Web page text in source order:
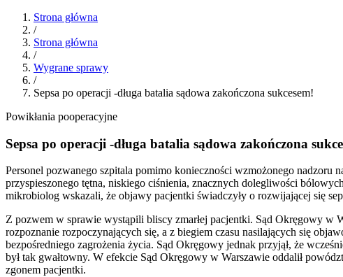
Strona główna
/
Strona główna
/
Wygrane sprawy
/
Sepsa po operacji -długa batalia sądowa zakończona sukcesem!
Powikłania pooperacyjne
Sepsa po operacji -długa batalia sądowa zakończona
Personel pozwanego szpitala pomimo konieczności wzmożonego nadzoru
przyspieszonego tętna, niskiego ciśnienia, znacznych dolegliwości
mikrobiolog wskazali, że objawy pacjentki świadczyły o rozwijającej się
Z pozwem w sprawie wystąpili bliscy zmarłej pacjentki. Sąd Okręgowy w
rozpoznanie rozpoczynających się, a z biegiem czasu nasilających się
bezpośredniego zagrożenia życia. Sąd Okręgowy jednak przyjął, że
był tak gwałtowny. W efekcie Sąd Okręgowy w Warszawie oddalił
zgonem pacjentki.